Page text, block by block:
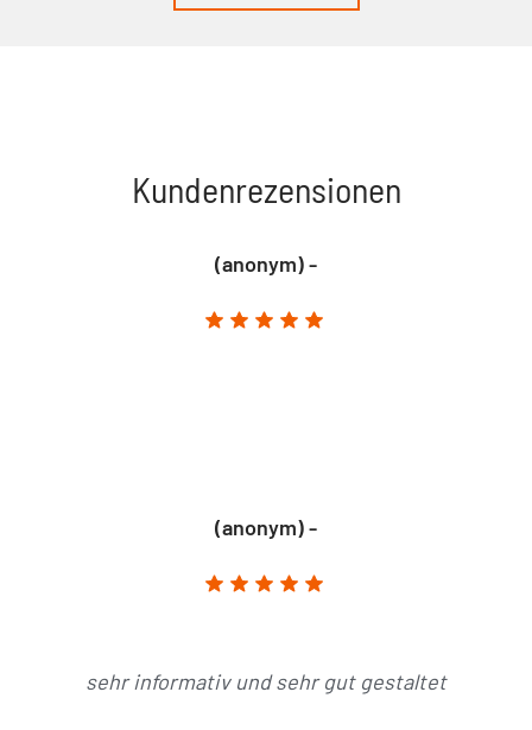
Kundenrezensionen
(anonym) -
(anonym) -
sehr informativ und sehr gut gestaltet